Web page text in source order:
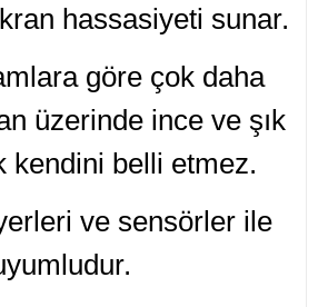
hassasiyeti sunar.
göre çok daha
üzerinde ince ve şık
kendini belli etmez.
ve sensörler ile